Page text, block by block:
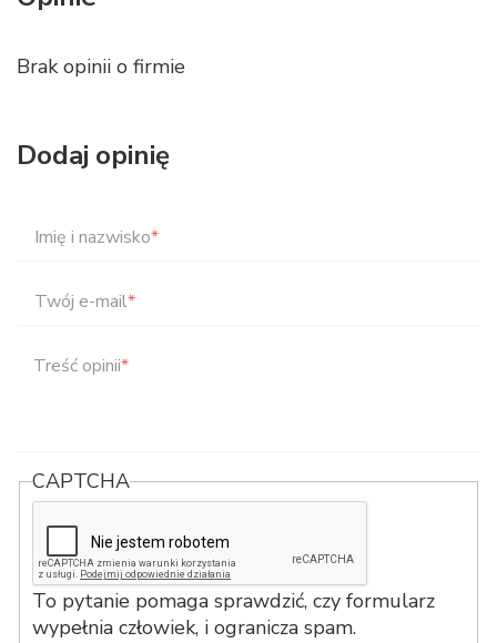
Brak opinii o firmie
Dodaj opinię
Imię i nazwisko*
Twój e-mail*
Treść opinii*
CAPTCHA
To pytanie pomaga sprawdzić, czy formularz
wypełnia człowiek, i ogranicza spam.